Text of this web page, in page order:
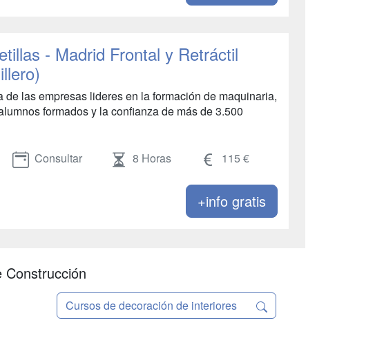
- Madrid Frontal y Retráctil
de las empresas lideres en la formación de maquinaria,
formados y la confianza de más de 3.500
Consultar 8 Horas 115 €
+info gratis
Construcción
Cursos de decoración de interiores